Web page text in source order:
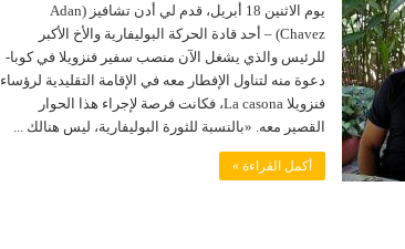
يوم الاثنين 18 أبريل، قدم لي أدن تشافيز (Adan
Chavez) – أحد قادة الحركة البوليفارية والأخ الأكبر
للرئيس والذي يشغل الآن منصب سفير فنزويلا في كوبا-
دعوة منه لتناول الإفطار معه في الإقامة التقليدية لرؤساء
فنزويلا La casona، فكانت فرصة لإجراء هذا الحوار
القصير معه. «بالنسبة للثورة البوليفارية، ليس هنالك ...
أكمل القراءة »